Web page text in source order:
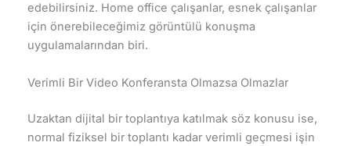
edebilirsiniz. Home office çalışanlar, esnek çalışanlar
için önerebileceğimiz görüntülü konuşma
uygulamalarından biri.
Verimli Bir Video Konferansta Olmazsa Olmazlar
Uzaktan dijital bir toplantıya katılmak söz konusu ise,
normal fiziksel bir toplantı kadar verimli geçmesi işin